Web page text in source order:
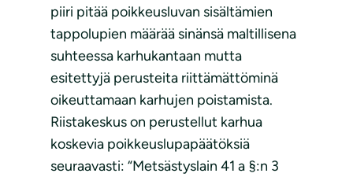
piiri pitää poikkeusluvan sisältämien
tappolupien määrää sinänsä maltillisena
suhteessa karhukantaan mutta
esitettyjä perusteita riittämättöminä
oikeuttamaan karhujen poistamista.
Riistakeskus on perustellut karhua
koskevia poikkeuslupapäätöksiä
seuraavasti: “Metsästyslain 41 a §:n 3